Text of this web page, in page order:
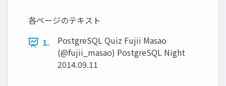
各ページのテキスト
1.
PostgreSQL Quiz Fujii Masao
(@fujii_masao) PostgreSQL Night
2014.09.11